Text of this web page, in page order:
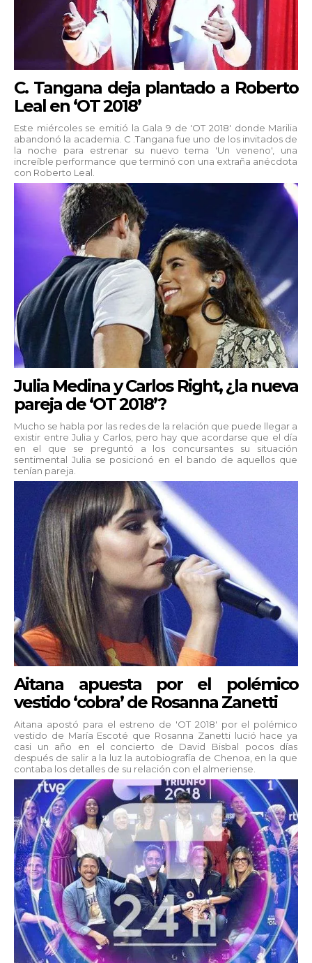
C. Tangana deja plantado a Roberto
Leal en ‘OT 2018’
Este miércoles se emitió la Gala 9 de 'OT 2018' donde Marilia
abandonó la academia. C .Tangana fue uno de los invitados de
la noche para estrenar su nuevo tema 'Un veneno', una
increíble performance que terminó con una extraña anécdota
con Roberto Leal.
Julia Medina y Carlos Right, ¿la nueva
pareja de ‘OT 2018’?
Mucho se habla por las redes de la relación que puede llegar a
existir entre Julia y Carlos, pero hay que acordarse que el día
en el que se preguntó a los concursantes su situación
sentimental Julia se posicionó en el bando de aquellos que
tenían pareja.
Aitana apuesta por el polémico
vestido ‘cobra’ de Rosanna Zanetti
Aitana apostó para el estreno de 'OT 2018' por el polémico
vestido de María Escoté que Rosanna Zanetti lució hace ya
casi un año en el concierto de David Bisbal pocos días
después de salir a la luz la autobiografía de Chenoa, en la que
contaba los detalles de su relación con el almeriense.